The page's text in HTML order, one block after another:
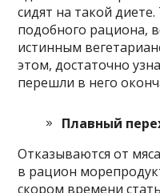
сидят на такой
подобного рациона,
истинным
этом, достаточно
перешли в него
Плавный
Отказываются от
в рацион
скором времени